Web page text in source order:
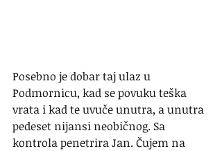
Posebno je dobar taj ulaz u
Podmornicu, kad se povuku teška
vrata i kad te uvuče unutra, a unutra
pedeset nijansi neobičnog. Sa
kontrola penetrira Jan. Čujem na